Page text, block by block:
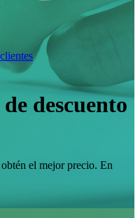
descuento
el mejor precio. En